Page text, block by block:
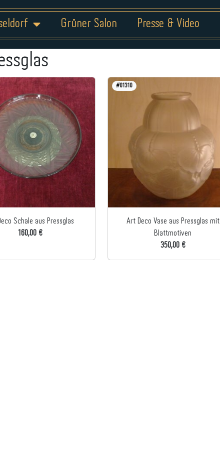
Grüner Salon Presse & Video
Schale aus Pressglas
160,00 €
#01310
Art Deco Vase aus Pressglas mit
Blattmotiven
350,00 €